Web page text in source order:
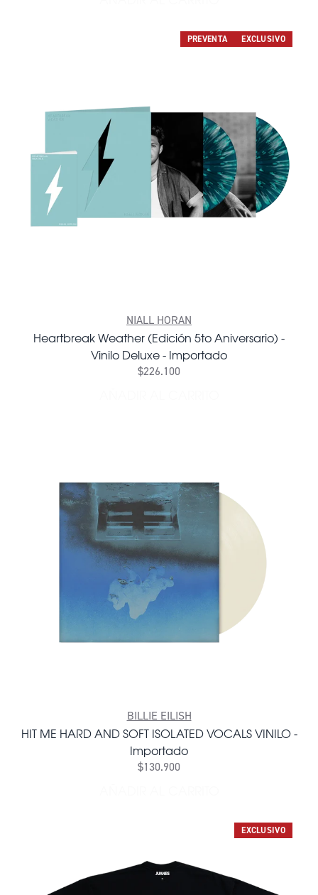
PREVENTA EXCLUSIVO
NIALL HORAN
Heartbreak Weather (Edición 5to Aniversario) -
Vinilo Deluxe - Importado
$226.100
BILLIE EILISH
HIT ME HARD AND SOFT ISOLATED VOCALS VINILO -
Importado
$130.900
EXCLUSIVO